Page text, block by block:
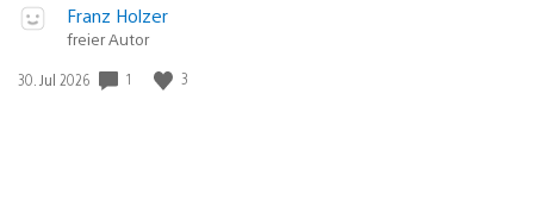
Veröffentlicht
Gewinnspiel
Franz Holzer
freier Autor
Veröffentlichungsdatum:
30. Jul 2026 1 3